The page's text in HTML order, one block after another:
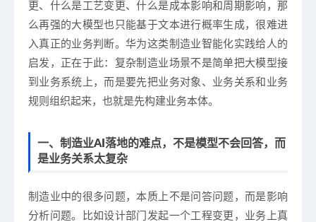
更、什么是工艺变更、什么是成本影响和周期影响，那
么再强的大模型也只能基于文本进行概率生成，很难进
入真正的业务判断。华为这类制造业智能化实践给人的
启发，正在于此：复杂制造业场景不是简单把大模型接
到业务系统上，而是要先把业务对象、业务关系和业务
规则组织起来，也就是先构建业务本体。
一、制造业AI落地的难点，不是模型不会回答，而
是业务关系太复杂
制造业中的很多问题，本质上不是问答问题，而是影响
分析问题。比如设计部门发起一个工程变更，业务上真